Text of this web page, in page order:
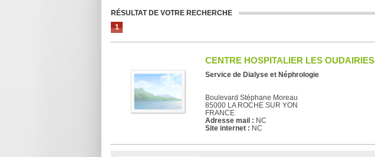
RÉSULTAT DE VOTRE RECHERCHE
1
CENTRE HOSPITALIER LES OUDAIRIES
Service de Dialyse et Néphrologie
Boulevard Stéphane Moreau
85000 LA ROCHE SUR YON
FRANCE
Adresse mail : NC
Site internet : NC